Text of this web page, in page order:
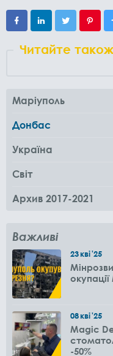
Читайте
Маріуполь
Донбас
Україна
Світ
Архив 2017-2021
Важливі
23кві'25
08кві'25
Magic
-50%